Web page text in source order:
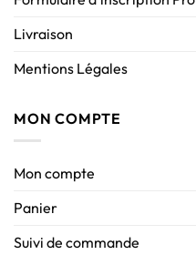
Livraison
Mentions Légales
MON COMPTE
Mon compte
Panier
Suivi de commande